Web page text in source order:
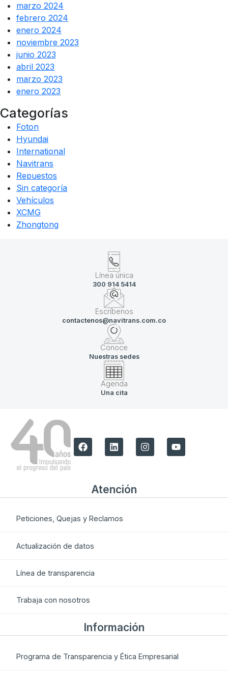
marzo 2024
febrero 2024
enero 2024
noviembre 2023
junio 2023
abril 2023
marzo 2023
enero 2023
Categorías
Foton
Hyundai
International
Navitrans
Repuestos
Sin categoría
Vehículos
XCMG
Zhongtong
Línea única
300 914 5414
Escríbenos
contactenos@navitrans.com.co
Conoce
Nuestras sedes
Agenda
Una cita
Atención
Peticiones, Quejas y Reclamos
Actualización de datos
Línea de transparencia
Trabaja con nosotros
Información
Programa de Transparencia y Ética Empresarial